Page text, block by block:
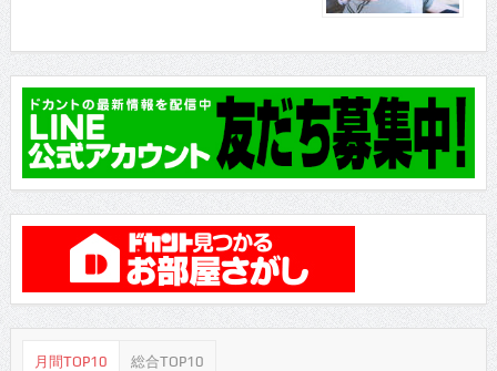
月間TOP10 総合TOP10